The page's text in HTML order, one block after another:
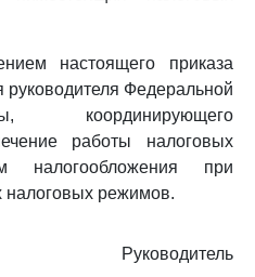
настоящего приказа
руководителя Федеральной
координирующего
работы налоговых
налогообложения при
налоговых режимов.
Руководитель